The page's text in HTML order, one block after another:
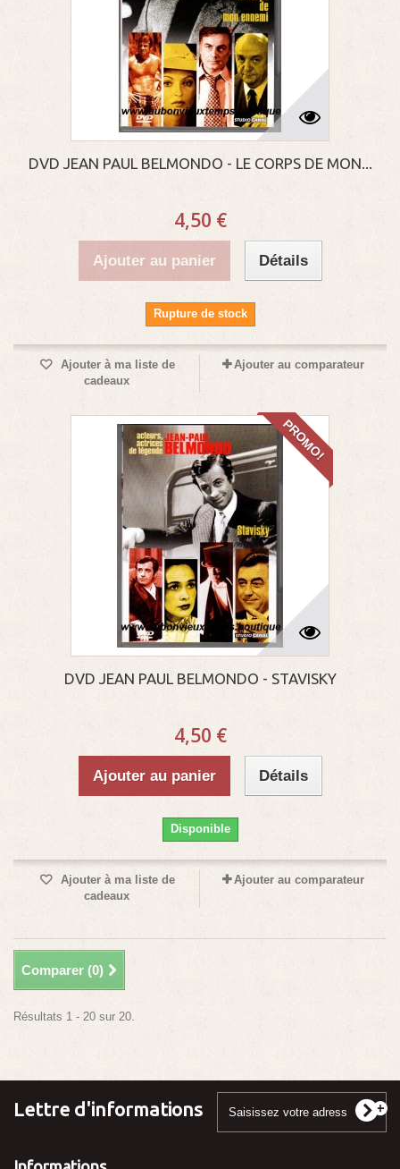
DVD JEAN PAUL BELMONDO - LE CORPS DE MON...
4,50 €
Ajouter au panier Détails
Rupture de stock
Ajouter à ma liste de
cadeaux
Ajouter au comparateur
PROMO!
DVD JEAN PAUL BELMONDO - STAVISKY
4,50 €
Ajouter au panier Détails
Disponible
Ajouter à ma liste de
cadeaux
Ajouter au comparateur
Comparer (0)
Résultats 1 - 20 sur 20.
Lettre d'informations